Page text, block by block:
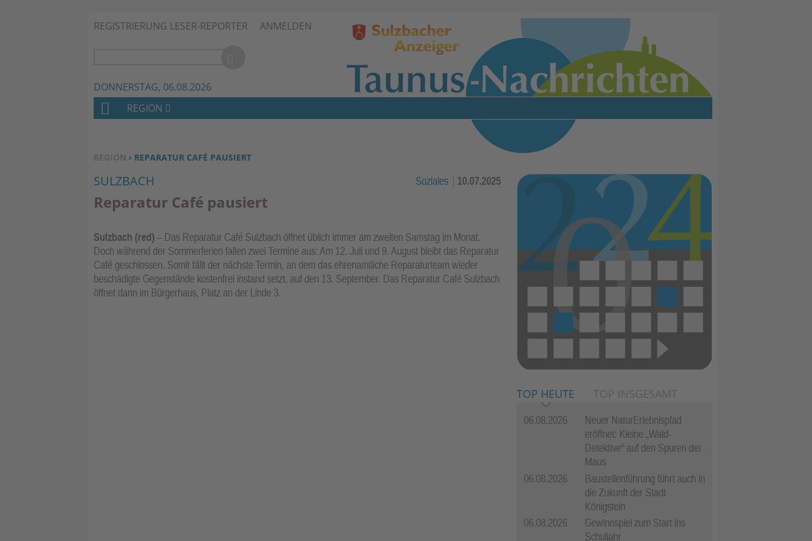
Zum Inhalt springen ↓
REGISTRIERUNG LESER-REPORTER ANMELDEN
DONNERSTAG, 06.08.2026
SIE BEFINDEN SICH HIER:
REGION › REPARATUR CAFÉ PAUSIERT
SULZBACH Soziales 10.07.2025
Reparatur Café pausiert
Sulzbach (red) – Das Reparatur Café Sulzbach öffnet üblich immer am zweiten Samstag im Monat.
Doch während der Sommerferien fallen zwei Termine aus: Am 12. Juli und 9. August bleibt das Reparatur
Café geschlossen. Somit fällt der nächste Termin, an dem das ehrenamtliche Reparaturteam wieder
beschädigte Gegenstände kostenfrei instand setzt, auf den 13. September. Das Reparatur Café Sulzbach
öffnet dann im Bürgerhaus, Platz an der Linde 3.
TOP HEUTE TOP INSGESAMT
06.08.2026
Neuer NaturErlebnispfad
eröffnet: Kleine „Wald-
Detektive“ auf den Spuren der
Maus
06.08.2026
Baustellenführung führt auch in
die Zukunft der Stadt
Königstein
06.08.2026
Gewinnspiel zum Start ins
Schuljahr
H
M
E
REGION